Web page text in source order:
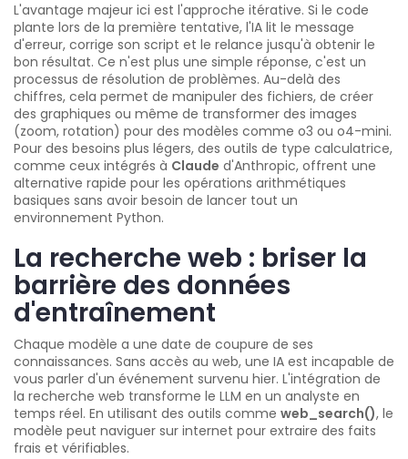
L'avantage majeur ici est l'approche itérative. Si le code
plante lors de la première tentative, l'IA lit le message
d'erreur, corrige son script et le relance jusqu'à obtenir le
bon résultat. Ce n'est plus une simple réponse, c'est un
processus de résolution de problèmes. Au-delà des
chiffres, cela permet de manipuler des fichiers, de créer
des graphiques ou même de transformer des images
(zoom, rotation) pour des modèles comme o3 ou o4-mini.
Pour des besoins plus légers, des outils de type calculatrice,
comme ceux intégrés à Claude d'Anthropic, offrent une
alternative rapide pour les opérations arithmétiques
basiques sans avoir besoin de lancer tout un
environnement Python.
La recherche web : briser la
barrière des données
d'entraînement
Chaque modèle a une date de coupure de ses
connaissances. Sans accès au web, une IA est incapable de
vous parler d'un événement survenu hier. L'intégration de
la recherche web transforme le LLM en un analyste en
temps réel. En utilisant des outils comme web_search(), le
modèle peut naviguer sur internet pour extraire des faits
frais et vérifiables.